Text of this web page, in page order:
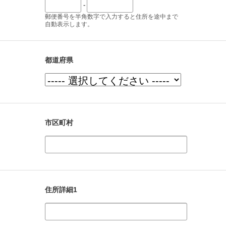
-
郵便番号を半角数字で入力すると住所を途中まで
自動表示します。
都道府県
市区町村
住所詳細1